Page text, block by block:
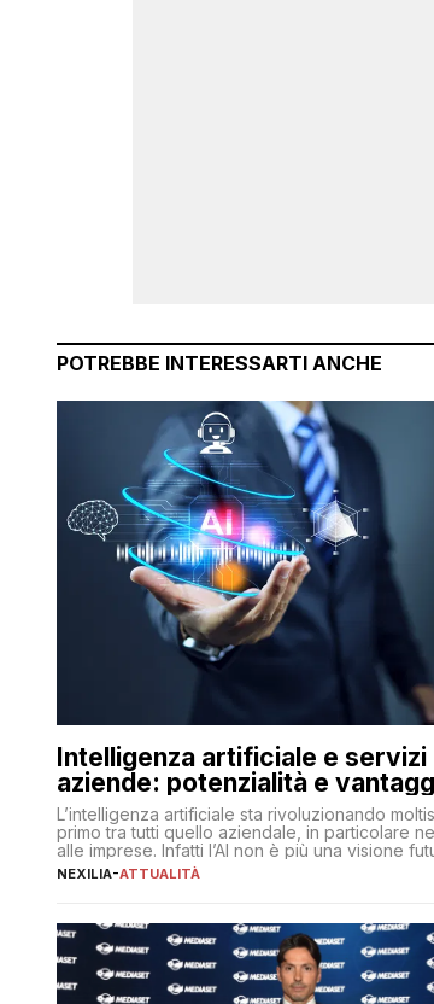
POTREBBE INTERESSARTI ANCHE
Intelligenza artificiale e servizi
aziende: potenzialità e
L’intelligenza artificiale sta rivoluzionando
primo tra tutti quello aziendale, in particolare
alle imprese. Infatti l’AI non è più una visione
una realtà operativa che sta portando a un
diverse operazioni, bensì comporta […]
NEXILIA-ATTUALITÀ